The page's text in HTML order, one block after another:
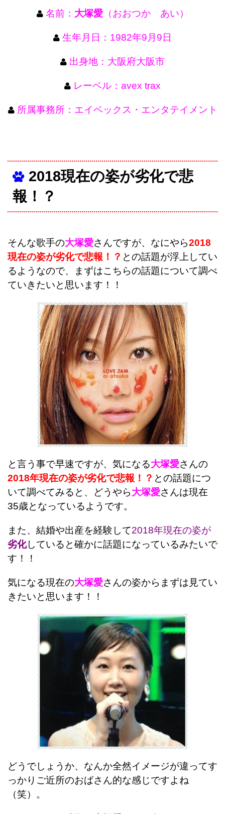
名前： 大塚愛（おおつか あい）
生年月日：1982年9月9日
出身地：大阪府大阪市
レーベル：avex trax
所属事務所：エイベックス・エンタテイメント
2018現在の姿が劣化で悲
報！？
そんな歌手の大塚愛さんですが、なにやら2018
現在の姿が劣化で悲報！？ との話題が浮上してい
るようなので、まずはこちらの話題について調べ
ていきたいと思います！！
と言う事で早速ですが、気になる大塚愛さんの
2018年現在の姿が劣化で悲報！？ との話題につ
いて調べてみると、どうやら大塚愛さんは現在
35歳となっているようです。
また、結婚や出産を経験して2018年現在の姿が
劣化していると確かに話題になっているみたいで
す！！
気になる現在の大塚愛さんの姿からまずは見てい
きたいと思います！！
どうでしょうか、なんか全然イメージが違ってす
っかりご近所のおばさん的な感じですよね
（笑）。